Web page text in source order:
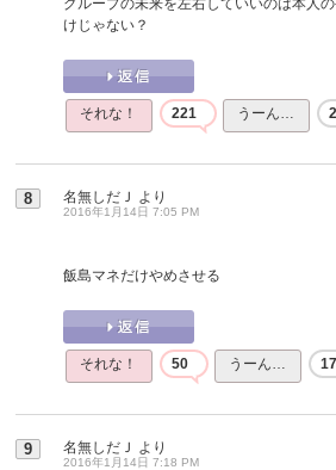
けじゃない？
それな！ 221 うーん…
8 名無しだＪ より
2016年1月14日 7:05 PM
飯島マネだけやめさせる
それな！ 50 うーん…
9 名無しだＪ より
2016年1月14日 7:18 PM